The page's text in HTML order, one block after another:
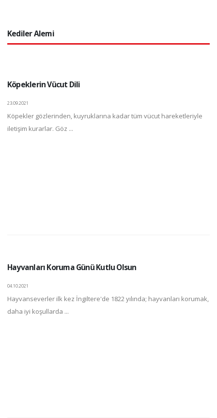
Kediler Alemi
Köpeklerin Vücut Dili
23.09.2021
Köpekler gözlerinden, kuyruklarına kadar tüm vücut hareketleriyle
iletişim kurarlar. Göz ...
Hayvanları Koruma Günü Kutlu Olsun
04.10.2021
Hayvanseverler ilk kez İngiltere'de 1822 yılında; hayvanları korumak,
daha iyi koşullarda ...